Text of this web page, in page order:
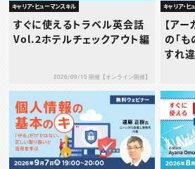
キャリア・ヒューマンスキル
すぐに使えるトラベル英会話
Vol.2ホテルチェックアウト編
2026/09/15 開催【オンライン開催】
キャリア・ヒ
【ア
の「
すれ